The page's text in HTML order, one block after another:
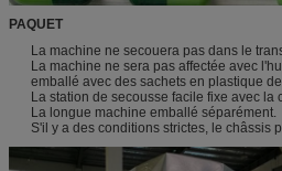
PAQUET
La machine ne secouera pas dans le
La machine ne sera pas affectée avec
emballé avec des sachets en plastique
La station de secousse facile fixe avec la
La longue machine emballé séparément.
S'il y a des conditions strictes, le châssis